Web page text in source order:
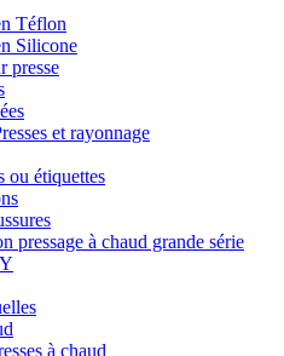
Téflon
Silicone
presse
et rayonnage
ou étiquettes
pressage à chaud grande série
à chaud